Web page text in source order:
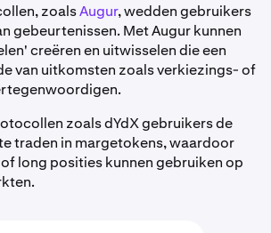
zoalsAugur, wedden gebruikers
gebeurtenissen. Met Augur kunnen
creëren en uitwisselen die een
van uitkomsten zoals verkiezings- of
zoals dYdX gebruikers de
traden in margetokens, waardoor
long posities kunnen gebruiken op